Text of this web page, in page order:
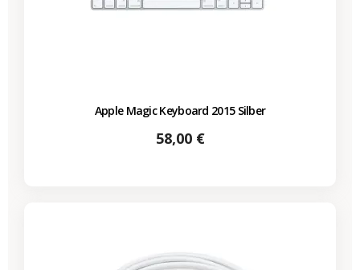
Apple Magic Keyboard 2015 Silber
Preis
58,00 €